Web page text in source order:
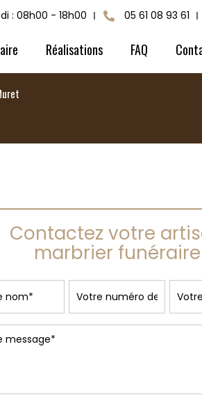
: 08h00 - 18h00 05 61 08 93 61
Réalisations FAQ
Contactez votre
marbrier funéraire